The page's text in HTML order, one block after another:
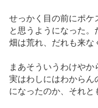
せっかく目の前にポ
と思うようになった。
畑は荒れ、だれも来
まあそういうわけやか
実はわしにはわからん
になったのか、それと